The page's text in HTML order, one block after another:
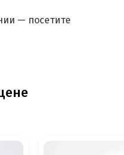
— посетите